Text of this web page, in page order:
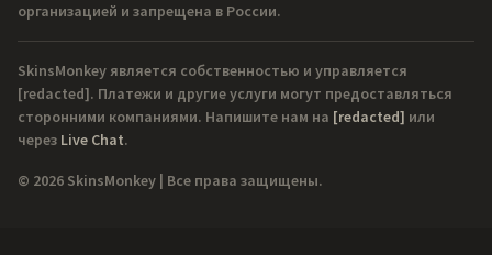
организацией и запрещена в России.
SkinsMonkey является собственностью и управляется
[redacted]. Платежи и другие услуги могут предоставляться
сторонними компаниями. Напишите нам на [redacted] или
через Live Chat.
© 2026 SkinsMonkey | Все права защищены.